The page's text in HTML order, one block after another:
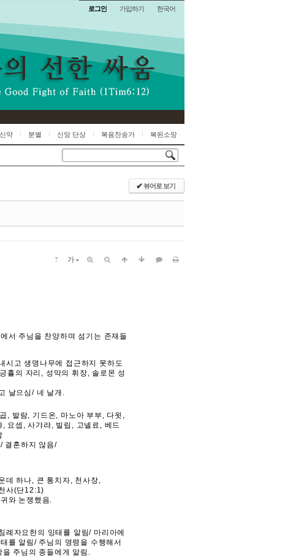
로그인 가입하기 한국어
신약 분별 신앙 단상 복음찬송가 복된소망
✔뷰어로 보기
? 가
서 주님을 찬양하며 섬기는 존재들
시고 생명나무에 접근하지 못하도
휼의 자리, 성막의 휘장, 솔로몬 성
날으심/ 네 날개.
, 발람, 기드온, 마노아 부부, 다윗,
요셉, 사갸랴, 빌립, 고넬료, 베드
결혼하지 않음/
데 하나, 큰 통치자, 천사장,
사(단12:1)
와 논쟁했음.
례자요한의 잉태를 알림/ 마리아에
를 알림/ 주님의 명령을 수행해서
주님의 종들에게 알림.